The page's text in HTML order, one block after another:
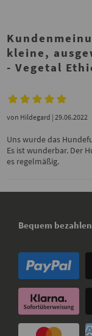
kleine,
- Vegetal
von Hildegard | 29.06.2022
Uns wurde das
Es ist wunderbar. Der
es regelmäßig.
Bequem